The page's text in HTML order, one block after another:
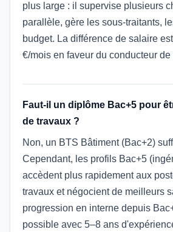
plus large : il supervise plusieurs
parallèle, gère les sous-traitants,
budget. La différence de salaire
€/mois en faveur du conducteur de
Faut-il un diplôme Bac+5 pour
de travaux ?
Non, un BTS Bâtiment (Bac+2)
Cependant, les profils Bac+5
accèdent plus rapidement aux
travaux et négocient de meilleurs
progression en interne depuis
possible avec 5–8 ans